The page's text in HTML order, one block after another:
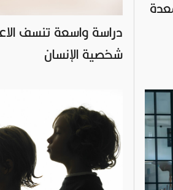
دراسة واسعة تنسف
شخصية الإنسان